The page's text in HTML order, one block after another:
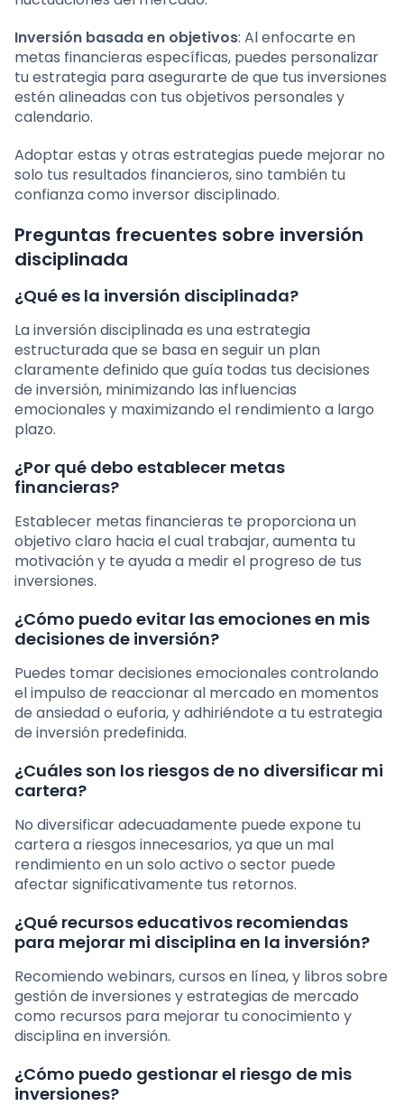
Inversión basada en objetivos: Al enfocarte en
metas financieras específicas, puedes personalizar
tu estrategia para asegurarte de que tus inversiones
estén alineadas con tus objetivos personales y
calendario.
Adoptar estas y otras estrategias puede mejorar no
solo tus resultados financieros, sino también tu
confianza como inversor disciplinado.
Preguntas frecuentes sobre inversión
disciplinada
¿Qué es la inversión disciplinada?
La inversión disciplinada es una estrategia
estructurada que se basa en seguir un plan
claramente definido que guía todas tus decisiones
de inversión, minimizando las influencias
emocionales y maximizando el rendimiento a largo
plazo.
¿Por qué debo establecer metas
financieras?
Establecer metas financieras te proporciona un
objetivo claro hacia el cual trabajar, aumenta tu
motivación y te ayuda a medir el progreso de tus
inversiones.
¿Cómo puedo evitar las emociones en mis
decisiones de inversión?
Puedes tomar decisiones emocionales controlando
el impulso de reaccionar al mercado en momentos
de ansiedad o euforia, y adhiriéndote a tu estrategia
de inversión predefinida.
¿Cuáles son los riesgos de no diversificar mi
cartera?
No diversificar adecuadamente puede expone tu
cartera a riesgos innecesarios, ya que un mal
rendimiento en un solo activo o sector puede
afectar significativamente tus retornos.
¿Qué recursos educativos recomiendas
para mejorar mi disciplina en la inversión?
Recomiendo webinars, cursos en línea, y libros sobre
gestión de inversiones y estrategias de mercado
como recursos para mejorar tu conocimiento y
disciplina en inversión.
¿Cómo puedo gestionar el riesgo de mis
inversiones?